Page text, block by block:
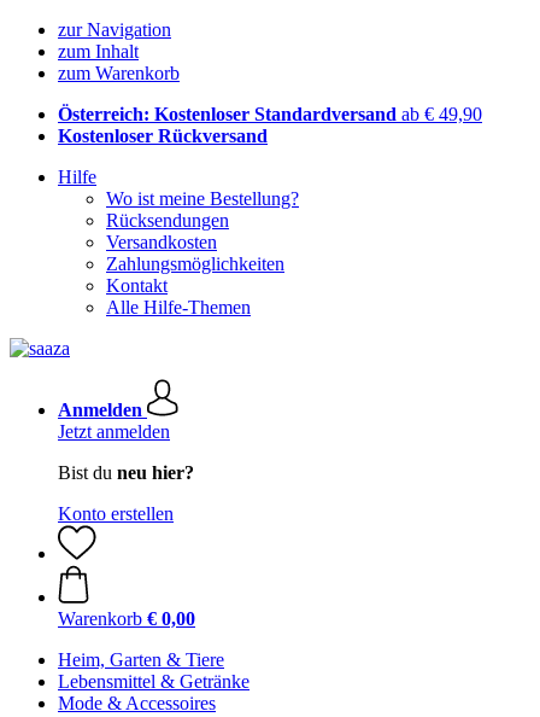
zur Navigation
zum Inhalt
zum Warenkorb
Österreich: Kostenloser Standardversand ab € 49,90
Kostenloser Rückversand
Hilfe
Wo ist meine Bestellung?
Rücksendungen
Versandkosten
Zahlungsmöglichkeiten
Kontakt
Alle Hilfe-Themen
Anmelden
Jetzt anmelden
Bist du neu hier?
Konto erstellen
Warenkorb € 0,00
Heim, Garten & Tiere
Lebensmittel & Getränke
Mode & Accessoires